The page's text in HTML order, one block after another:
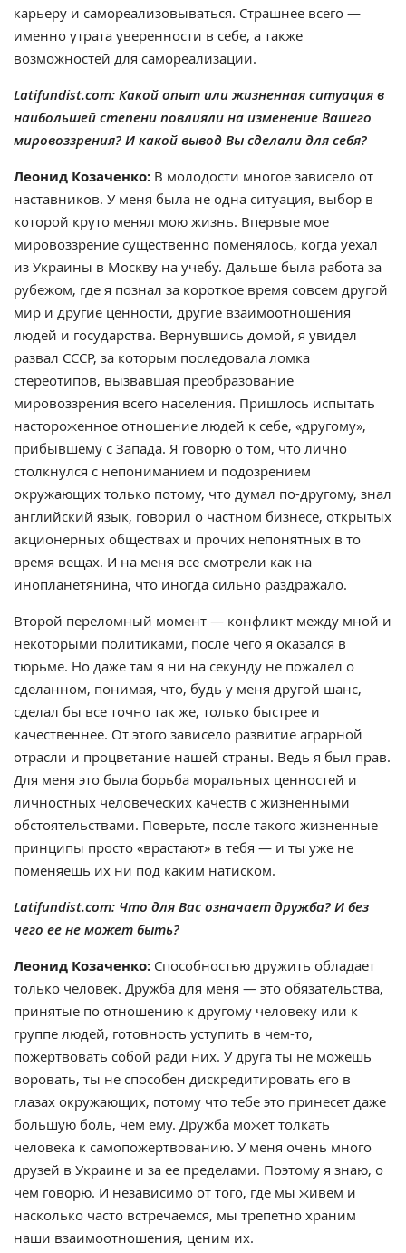
карьеру и самореализовываться. Страшнее всего —
именно утрата уверенности в себе, а также
возможностей для самореализации.
Latifundist.com: Какой опыт или жизненная ситуация в
наибольшей степени повлияли на изменение Вашего
мировоззрения? И какой вывод Вы сделали для себя?
Леонид Козаченко: В молодости многое зависело от
наставников. У меня была не одна ситуация, выбор в
которой круто менял мою жизнь. Впервые мое
мировоззрение существенно поменялось, когда уехал
из Украины в Москву на учебу. Дальше была работа за
рубежом, где я познал за короткое время совсем другой
мир и другие ценности, другие взаимоотношения
людей и государства. Вернувшись домой, я увидел
развал СССР, за которым последовала ломка
стереотипов, вызвавшая преобразование
мировоззрения всего населения. Пришлось испытать
настороженное отношение людей к себе, «другому»,
прибывшему с Запада. Я говорю о том, что лично
столкнулся с непониманием и подозрением
окружающих только потому, что думал по-другому, знал
английский язык, говорил о частном бизнесе, открытых
акционерных обществах и прочих непонятных в то
время вещах. И на меня все смотрели как на
инопланетянина, что иногда сильно раздражало.
Второй переломный момент — конфликт между мной и
некоторыми политиками, после чего я оказался в
тюрьме. Но даже там я ни на секунду не пожалел о
сделанном, понимая, что, будь у меня другой шанс,
сделал бы все точно так же, только быстрее и
качественнее. От этого зависело развитие аграрной
отрасли и процветание нашей страны. Ведь я был прав.
Для меня это была борьба моральных ценностей и
личностных человеческих качеств с жизненными
обстоятельствами. Поверьте, после такого жизненные
принципы просто «врастают» в тебя — и ты уже не
поменяешь их ни под каким натиском.
Latifundist.com: Что для Вас означает дружба? И без
чего ее не может быть?
Леонид Козаченко: Способностью дружить обладает
только человек. Дружба для меня — это обязательства,
принятые по отношению к другому человеку или к
группе людей, готовность уступить в чем-то,
пожертвовать собой ради них. У друга ты не можешь
воровать, ты не способен дискредитировать его в
глазах окружающих, потому что тебе это принесет даже
большую боль, чем ему. Дружба может толкать
человека к самопожертвованию. У меня очень много
друзей в Украине и за ее пределами. Поэтому я знаю, о
чем говорю. И независимо от того, где мы живем и
насколько часто встречаемся, мы трепетно храним
наши взаимоотношения, ценим их.